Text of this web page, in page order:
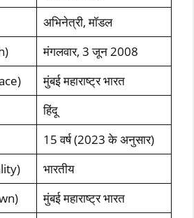
अभिनेत्री, मॉडल
मंगलवार, 3 जून 2008
मुंबई महाराष्ट्र भारत
हिंदू
15 वर्ष (2023 के अनुसार)
भारतीय
मुंबई महाराष्ट्र भारत